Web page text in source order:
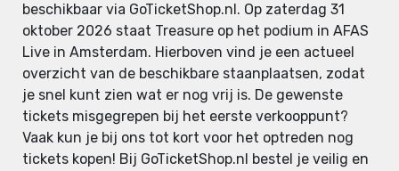
beschikbaar via GoTicketShop.nl. Op zaterdag 31
oktober 2026 staat Treasure op het podium in AFAS
Live in Amsterdam. Hierboven vind je een actueel
overzicht van de beschikbare staanplaatsen, zodat
je snel kunt zien wat er nog vrij is. De gewenste
tickets misgegrepen bij het eerste verkooppunt?
Vaak kun je bij ons tot kort voor het optreden nog
tickets kopen! Bij GoTicketShop.nl bestel je veilig en